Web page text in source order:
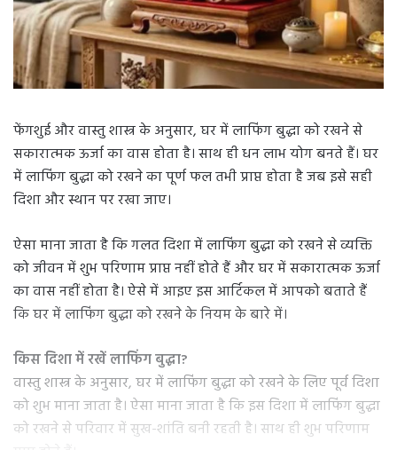
फेंगशुई और वास्तु शास्त्र के अनुसार, घर में लाफिंग बुद्धा को रखने से
सकारात्मक ऊर्जा का वास होता है। साथ ही धन लाभ योग बनते हैं। घर
में लाफिंग बुद्धा को रखने का पूर्ण फल तभी प्राप्त होता है जब इसे सही
दिशा और स्थान पर रखा जाए।
ऐसा माना जाता है कि गलत दिशा में लाफिंग बुद्धा को रखने से व्यक्ति
को जीवन में शुभ परिणाम प्राप्त नहीं होते हैं और घर में सकारात्मक ऊर्जा
का वास नहीं होता है। ऐसे में आइए इस आर्टिकल में आपको बताते हैं
कि घर में लाफिंग बुद्धा को रखने के नियम के बारे में।
किस दिशा में रखें लाफिंग बुद्धा?
वास्तु शास्त्र के अनुसार, घर में लाफिंग बुद्धा को रखने के लिए पूर्व दिशा
को शुभ माना जाता है। ऐसा माना जाता है कि इस दिशा में लाफिंग बुद्धा
को रखने से परिवार में सुख-शांति बनी रहती है। साथ ही शुभ परिणाम